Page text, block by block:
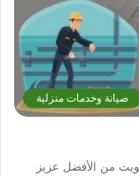
صيانة وخدمات منزلية
من الأفضل عزيز